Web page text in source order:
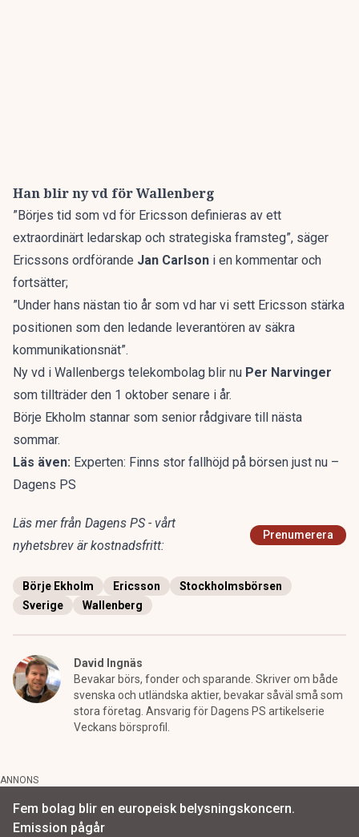
Han blir ny vd för Wallenberg
”Börjes tid som vd för Ericsson definieras av ett
extraordinärt ledarskap och strategiska framsteg”, säger
Ericssons ordförande Jan Carlson i en kommentar och
fortsätter;
”Under hans nästan tio år som vd har vi sett Ericsson stärka
positionen som den ledande leverantören av säkra
kommunikationsnät”.
Ny vd i Wallenbergs telekombolag blir nu Per Narvinger
som tillträder den 1 oktober senare i år.
Börje Ekholm stannar som senior rådgivare till nästa
sommar.
Läs även: Experten: Finns stor fallhöjd på börsen just nu –
Dagens PS
Läs mer från Dagens PS - vårt
nyhetsbrev är kostnadsfritt:
Prenumerera
Börje Ekholm Ericsson
Stockholmsbörsen
Sverige
Wallenberg
David Ingnäs
Bevakar börs, fonder och sparande. Skriver om både
svenska och utländska aktier, bevakar såväl små som
stora företag. Ansvarig för Dagens PS artikelserie
Veckans börsprofil.
ANNONS
Fem bolag blir en europeisk belysningskoncern.
Emission pågår